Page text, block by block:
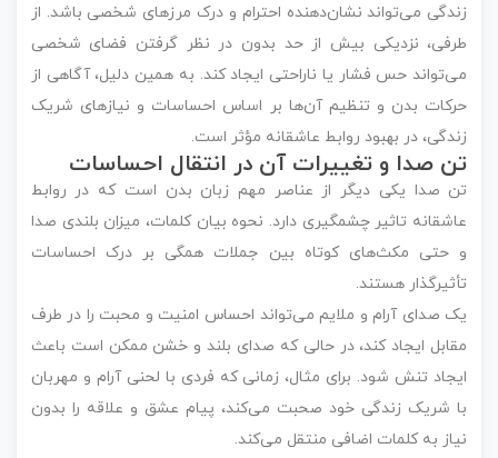
زندگی می‌تواند نشان‌دهنده احترام و درک مرزهای شخصی باشد. از
طرفی، نزدیکی بیش از حد بدون در نظر گرفتن فضای شخصی
می‌تواند حس فشار یا ناراحتی ایجاد کند. به همین دلیل، آگاهی از
حرکات بدن و تنظیم آن‌ها بر اساس احساسات و نیازهای شریک
زندگی، در بهبود روابط عاشقانه مؤثر است.
تن صدا و تغییرات آن در انتقال احساسات
تن صدا یکی دیگر از عناصر مهم زبان بدن است که در روابط
عاشقانه تاثیر چشمگیری دارد. نحوه بیان کلمات، میزان بلندی صدا
و حتی مکث‌های کوتاه بین جملات همگی بر درک احساسات
تأثیرگذار هستند.
یک صدای آرام و ملایم می‌تواند احساس امنیت و محبت را در طرف
مقابل ایجاد کند، در حالی که صدای بلند و خشن ممکن است باعث
ایجاد تنش شود. برای مثال، زمانی که فردی با لحنی آرام و مهربان
با شریک زندگی خود صحبت می‌کند، پیام عشق و علاقه را بدون
نیاز به کلمات اضافی منتقل می‌کند.